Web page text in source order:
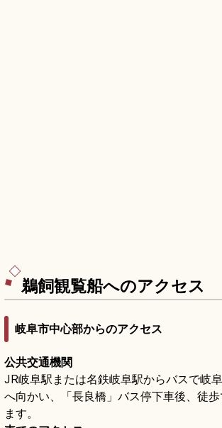
鵜飼観覧船へのアクセス
岐阜市中心部からのアクセス
公共交通機関
JR岐阜駅または名鉄岐阜駅からバスで岐
へ向かい、「長良橋」バス停下車後、徒
ます。